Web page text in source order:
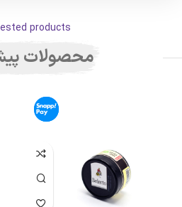
products
محصولات